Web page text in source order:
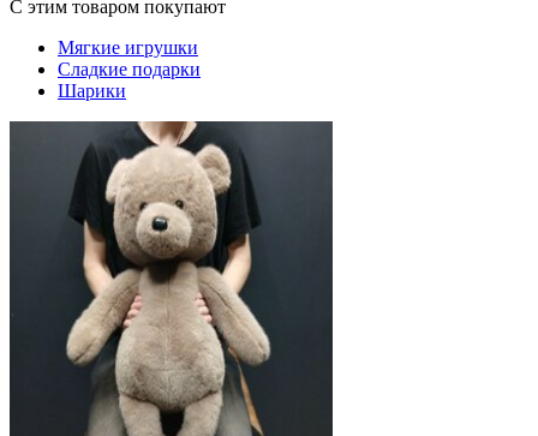
С этим товаром покупают
Мягкие игрушки
Сладкие подарки
Шарики